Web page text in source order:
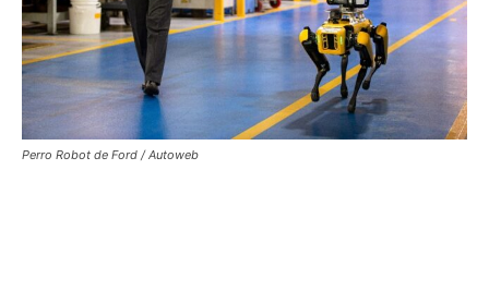
Perro Robot de Ford / Autoweb